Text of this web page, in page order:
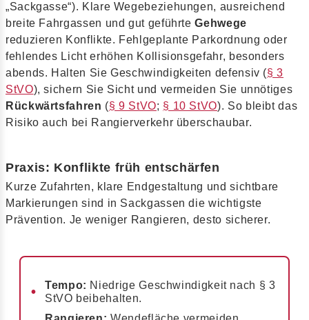
„Sackgasse“). Klare Wegebeziehungen, ausreichend
breite Fahrgassen und gut geführteGehwege
reduzieren Konflikte. Fehlgeplante Parkordnung oder
fehlendes Licht erhöhen Kollisionsgefahr, besonders
abends. Halten Sie Geschwindigkeiten defensiv (§ 3
StVO), sichern Sie Sicht und vermeiden Sie unnötiges
Rückwärtsfahren (§ 9 StVO; § 10 StVO). So bleibt das
Risiko auch bei Rangierverkehr überschaubar.
Praxis: Konflikte früh entschärfen
Kurze Zufahrten, klare Endgestaltung und sichtbare
Markierungen sind in Sackgassen die wichtigste
Prävention. Je weniger Rangieren, desto sicherer.
Tempo: Niedrige Geschwindigkeit nach § 3
StVO beibehalten.